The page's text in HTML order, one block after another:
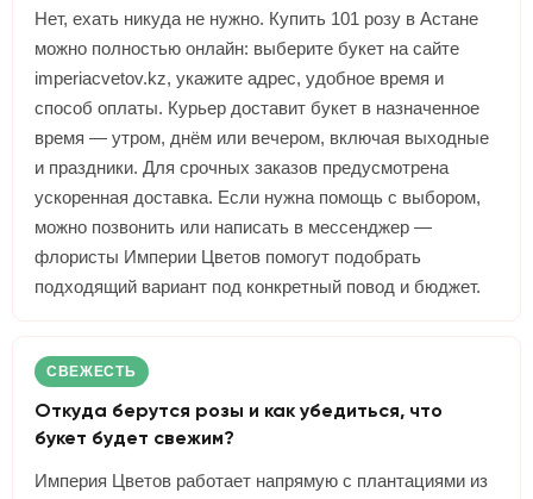
Нет, ехать никуда не нужно. Купить 101 розу в Астане
можно полностью онлайн: выберите букет на сайте
imperiacvetov.kz, укажите адрес, удобное время и
способ оплаты. Курьер доставит букет в назначенное
время — утром, днём или вечером, включая выходные
и праздники. Для срочных заказов предусмотрена
ускоренная доставка. Если нужна помощь с выбором,
можно позвонить или написать в мессенджер —
флористы Империи Цветов помогут подобрать
подходящий вариант под конкретный повод и бюджет.
СВЕЖЕСТЬ
Откуда берутся розы и как убедиться, что
букет будет свежим?
Империя Цветов работает напрямую с плантациями из